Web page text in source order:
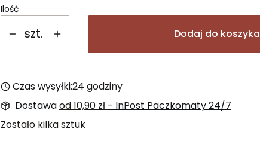
Ilość
szt. Dodaj do koszyka
Czas wysyłki:24 godziny
Dostawaod 10,90 zł - InPost Paczkomaty 24/7
Zostało kilka sztuk